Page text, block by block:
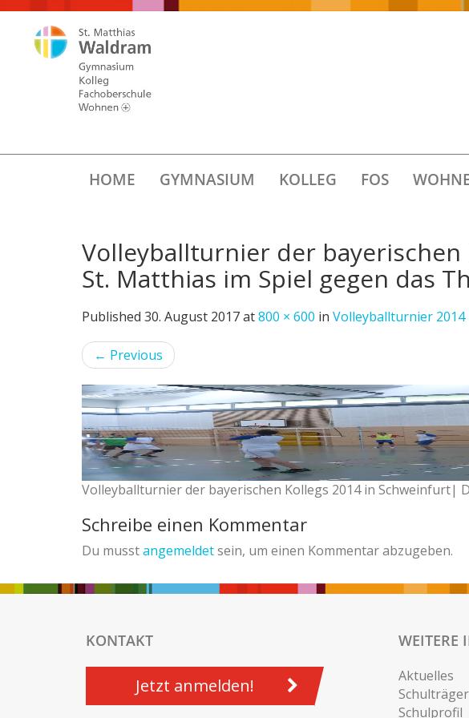
HOME GYMNASIUM KOLLEG FOS
Volleyballturnier der
St. Matthias im Spiel gegen das
Published 30. August 2017at800 × 600 in Volleyballturnier 2014
← Previous
Volleyballturnier der bayerischen Kollegs 2014 in Schweinfurt|
Schreibe einen Kommentar
Du musstangemeldetsein, um einen Kommentar abzugeben.
KONTAKT
Jetzt anmelden!
WEITERE
Aktuelles
Schulträger
Schulprofil